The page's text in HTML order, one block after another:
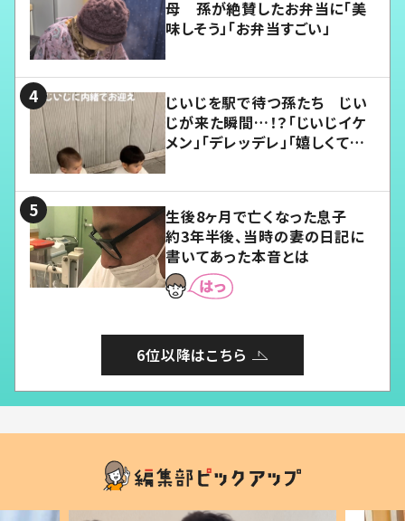
母 孫が絶賛したお弁当に「美
味しそう」「お弁当すごい」
じいじを駅で待つ孫たち じい
じが来た瞬間…！？「じいじイケ
メン」「デレッデレ」「嬉しくて可
生後8ヶ月で亡くなった息子
約3年半後、当時の妻の日記に
書いてあった本音とは
6位以降はこちら